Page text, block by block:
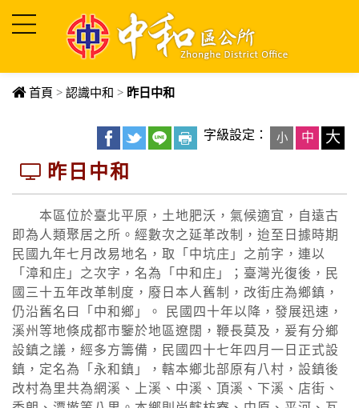
首頁 > 認識中和 > 昨日中和
字級設定： 小 中 大
昨日中和
本區位於臺北平原，土地肥沃，氣候適宜，自遠古
即為人類聚居之所。經數次之延革改制，迨至日據時期
民國九年七月改易地名，取「中坑庄」之前字，連以
「漳和庄」之次字，名為「中和庄」；臺灣光復後，民
國三十五年改革制度，廢日本人舊制，改街庄為鄉鎮，
仍沿舊名曰「中和鄉」。 民國四十年以降，發展迅速，
溪州等地倏成都市鑒於地區遼闊，鞭長莫及，爰有分鄉
設鎮之議，經多方籌備，民國四十七年四月一日正式設
鎮，定名為「永和鎮」，轄本鄉北部原有八村，設鎮後
改村為里共為網溪、上溪、中溪、頂溪、下溪、店街、